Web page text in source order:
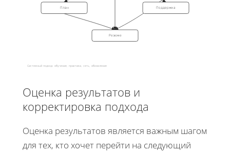
План Поддержка
Резюме
Системный подход: обучение, практика, сеть, обновление
Оценка результатов и
корректировка подхода
Оценка результатов является важным шагом
для тех, кто хочет перейти на следующий